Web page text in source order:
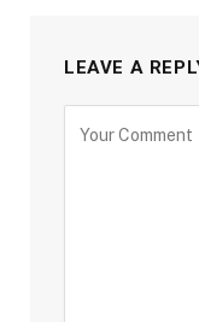
LEAVE A